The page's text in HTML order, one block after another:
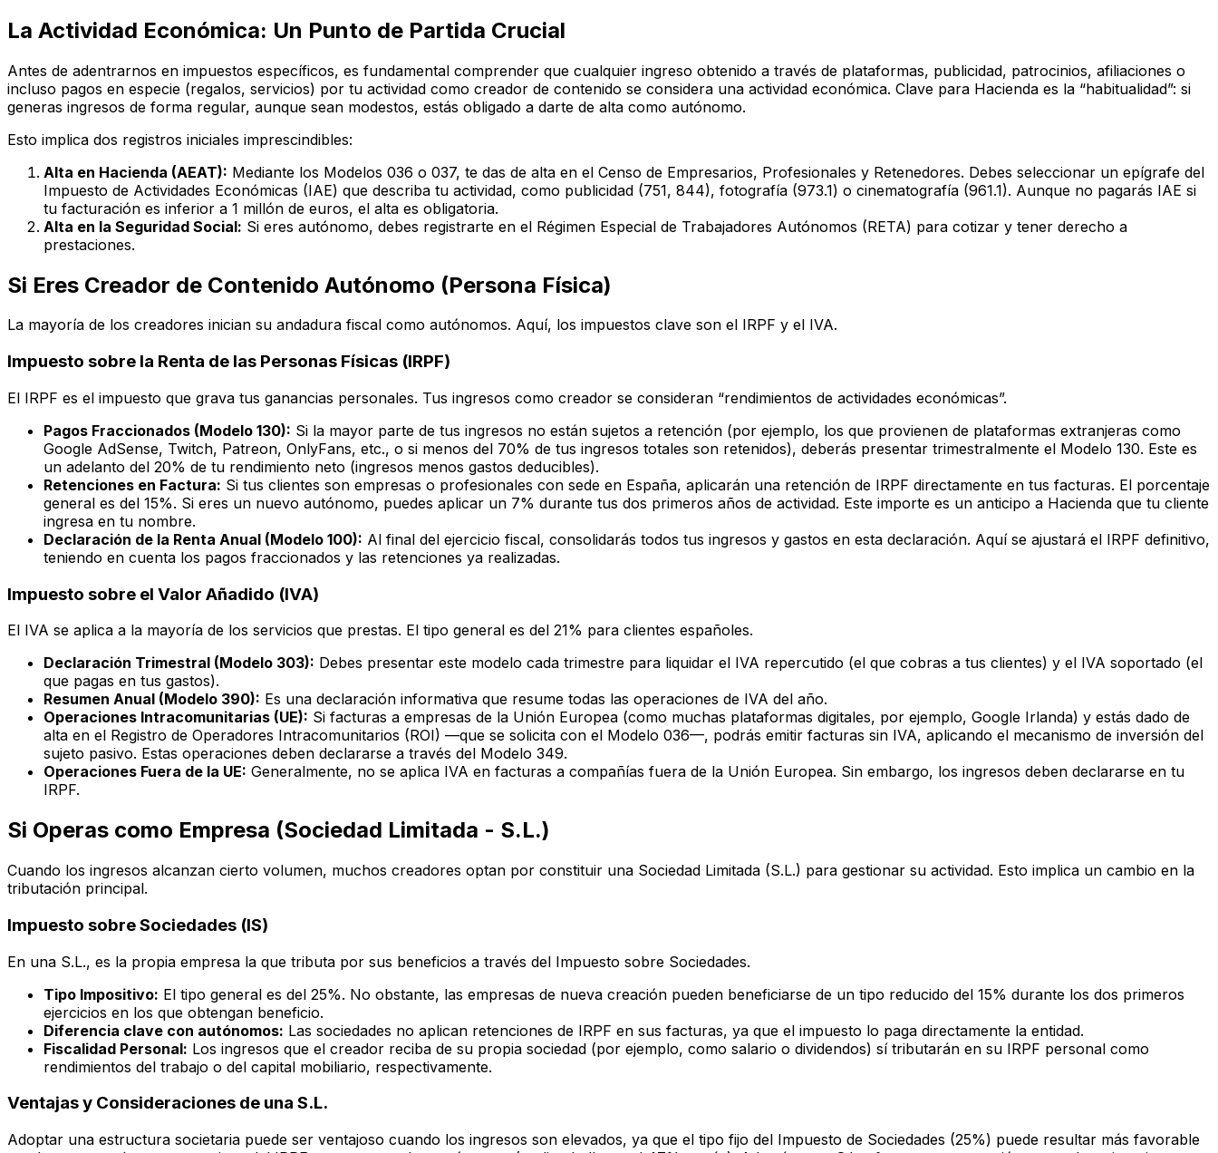
La Actividad Económica: Un Punto de Partida Crucial
Antes de adentrarnos en impuestos específicos, es fundamental comprender que cualquier ingreso obtenido a través de plataformas, publicidad, patrocinios, afiliaciones o
incluso pagos en especie (regalos, servicios) por tu actividad como creador de contenido se considera una actividad económica. Clave para Hacienda es la “habitualidad”: si
generas ingresos de forma regular, aunque sean modestos, estás obligado a darte de alta como autónomo.
Esto implica dos registros iniciales imprescindibles:
Alta en Hacienda (AEAT): Mediante los Modelos 036 o 037, te das de alta en el Censo de Empresarios, Profesionales y Retenedores. Debes seleccionar un epígrafe del
Impuesto de Actividades Económicas (IAE) que describa tu actividad, como publicidad (751, 844), fotografía (973.1) o cinematografía (961.1). Aunque no pagarás IAE si
tu facturación es inferior a 1 millón de euros, el alta es obligatoria.
Alta en la Seguridad Social: Si eres autónomo, debes registrarte en el Régimen Especial de Trabajadores Autónomos (RETA) para cotizar y tener derecho a
prestaciones.
Si Eres Creador de Contenido Autónomo (Persona Física)
La mayoría de los creadores inician su andadura fiscal como autónomos. Aquí, los impuestos clave son el IRPF y el IVA.
Impuesto sobre la Renta de las Personas Físicas (IRPF)
El IRPF es el impuesto que grava tus ganancias personales. Tus ingresos como creador se consideran “rendimientos de actividades económicas”.
Pagos Fraccionados (Modelo 130): Si la mayor parte de tus ingresos no están sujetos a retención (por ejemplo, los que provienen de plataformas extranjeras como
Google AdSense, Twitch, Patreon, OnlyFans, etc., o si menos del 70% de tus ingresos totales son retenidos), deberás presentar trimestralmente el Modelo 130. Este es
un adelanto del 20% de tu rendimiento neto (ingresos menos gastos deducibles).
Retenciones en Factura: Si tus clientes son empresas o profesionales con sede en España, aplicarán una retención de IRPF directamente en tus facturas. El porcentaje
general es del 15%. Si eres un nuevo autónomo, puedes aplicar un 7% durante tus dos primeros años de actividad. Este importe es un anticipo a Hacienda que tu cliente
ingresa en tu nombre.
Declaración de la Renta Anual (Modelo 100): Al final del ejercicio fiscal, consolidarás todos tus ingresos y gastos en esta declaración. Aquí se ajustará el IRPF definitivo,
teniendo en cuenta los pagos fraccionados y las retenciones ya realizadas.
Impuesto sobre el Valor Añadido (IVA)
El IVA se aplica a la mayoría de los servicios que prestas. El tipo general es del 21% para clientes españoles.
Declaración Trimestral (Modelo 303): Debes presentar este modelo cada trimestre para liquidar el IVA repercutido (el que cobras a tus clientes) y el IVA soportado (el
que pagas en tus gastos).
Resumen Anual (Modelo 390): Es una declaración informativa que resume todas las operaciones de IVA del año.
Operaciones Intracomunitarias (UE): Si facturas a empresas de la Unión Europea (como muchas plataformas digitales, por ejemplo, Google Irlanda) y estás dado de
alta en el Registro de Operadores Intracomunitarios (ROI) —que se solicita con el Modelo 036—, podrás emitir facturas sin IVA, aplicando el mecanismo de inversión del
sujeto pasivo. Estas operaciones deben declararse a través del Modelo 349.
Operaciones Fuera de la UE: Generalmente, no se aplica IVA en facturas a compañías fuera de la Unión Europea. Sin embargo, los ingresos deben declararse en tu
IRPF.
Si Operas como Empresa (Sociedad Limitada - S.L.)
Cuando los ingresos alcanzan cierto volumen, muchos creadores optan por constituir una Sociedad Limitada (S.L.) para gestionar su actividad. Esto implica un cambio en la
tributación principal.
Impuesto sobre Sociedades (IS)
En una S.L., es la propia empresa la que tributa por sus beneficios a través del Impuesto sobre Sociedades.
Tipo Impositivo: El tipo general es del 25%. No obstante, las empresas de nueva creación pueden beneficiarse de un tipo reducido del 15% durante los dos primeros
ejercicios en los que obtengan beneficio.
Diferencia clave con autónomos: Las sociedades no aplican retenciones de IRPF en sus facturas, ya que el impuesto lo paga directamente la entidad.
Fiscalidad Personal: Los ingresos que el creador reciba de su propia sociedad (por ejemplo, como salario o dividendos) sí tributarán en su IRPF personal como
rendimientos del trabajo o del capital mobiliario, respectivamente.
Ventajas y Consideraciones de una S.L.
Adoptar una estructura societaria puede ser ventajoso cuando los ingresos son elevados, ya que el tipo fijo del Impuesto de Sociedades (25%) puede resultar más favorable